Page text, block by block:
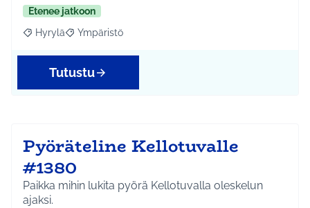
Etenee jatkoon
Rajaa tulokset aihepiirin mukaan: Hyrylä
Hyrylä Rajaa tulokset teeman mukaan: Ympäristö
Ympäristö
Tutustu
Pyöräteline Kellotuvalle
#1380
Paikka mihin lukita pyörä Kellotuvalla oleskelun
ajaksi.